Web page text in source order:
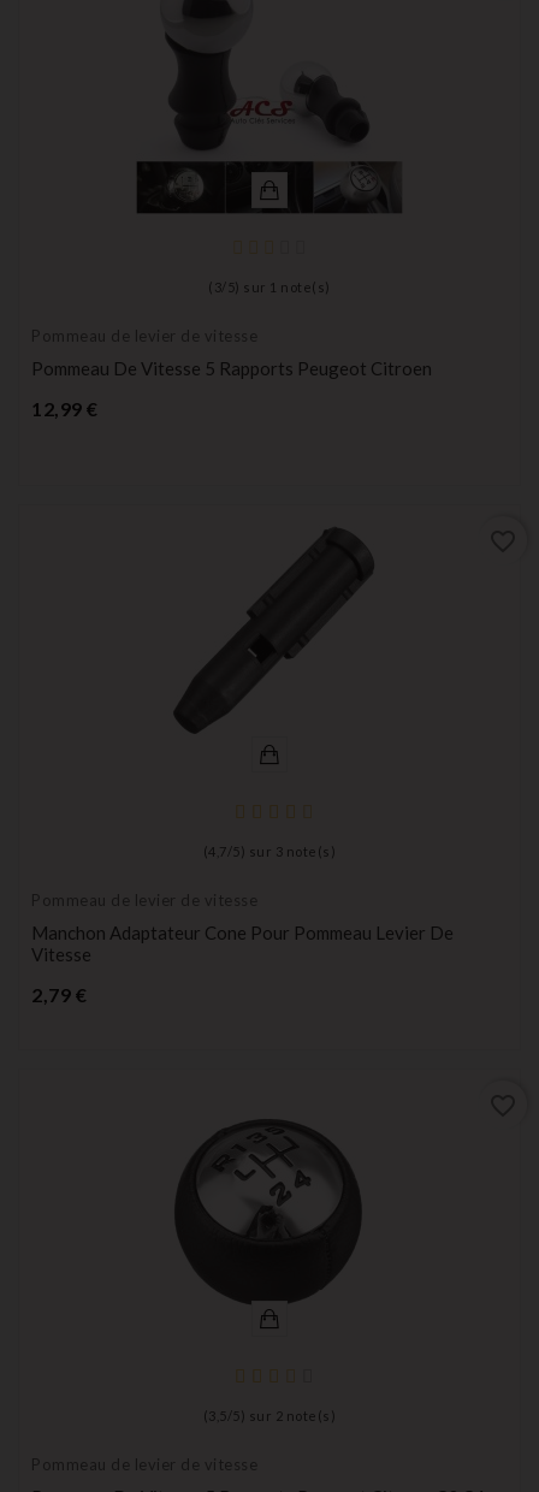
( 3/ 5) sur 1 note(s)
Pommeau de levier de vitesse
Pommeau De Vitesse 5 Rapports Peugeot Citroen
12,99 €
(4,7 / 5) sur 3 note(s)
Pommeau de levier de vitesse
Manchon Adaptateur Cone Pour Pommeau Levier De
Vitesse
2,79 €
( 3,5 / 5) sur 2 note(s)
Pommeau de levier de vitesse